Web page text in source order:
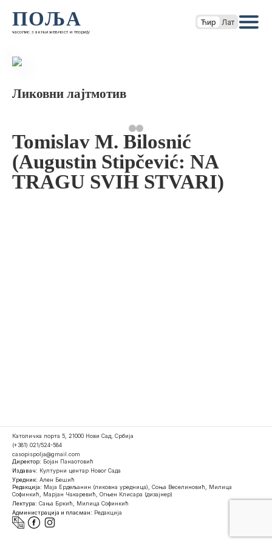
ПОЉА
часопис за књижевност и теорију
Ћир Лат
Ликовни лајтмотив
Tomislav M. Bilosnić
(Augustin Stipčević: NA
TRAGU SVIH STVARI)
Католичка порта 5, 21000 Нови Сад, Србија
(+381) 021/524-584
casopispolja@gmail.com
Директор: Бојан Панаотовић
Издавач: Културни центар Новог Сада
Уредник: Ален Бешић
Редакција: Маја Ердељанин (ликовна уредница), Соња Веселиновић, Милица
Софинкић, Марјан Чакаревић, Огњен Клисара (дизајнер)
Лектура: Сања Бркић, Милица Софинкић
Администрација и пласман: Редакција